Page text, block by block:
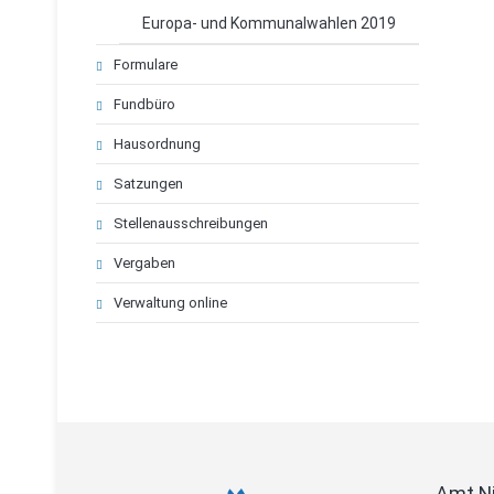
Europa- und Kommunalwahlen 2019
Formulare
Fundbüro
Hausordnung
Satzungen
Stellenausschreibungen
Vergaben
Verwaltung online